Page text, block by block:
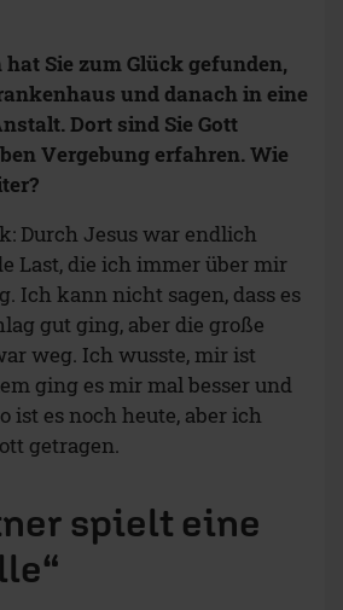
hat Sie zum Glück gefunden,
und danach in eine
Dort sind Sie Gott
Vergebung erfahren. Wie
Durch Jesus war endlich
Last, die ich immer über mir
Ich kann nicht sagen, dass es
gut ging, aber die große
weg. Ich wusste, mir ist
ging es mir mal besser und
ist es noch heute, aber ich
getragen.
spielt eine